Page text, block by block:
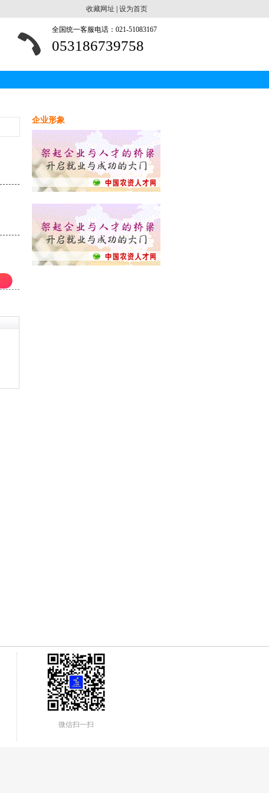
收藏网址 设为首页
全国统一客服电话：021-51083167
053186739758
企业形象
微信扫一扫